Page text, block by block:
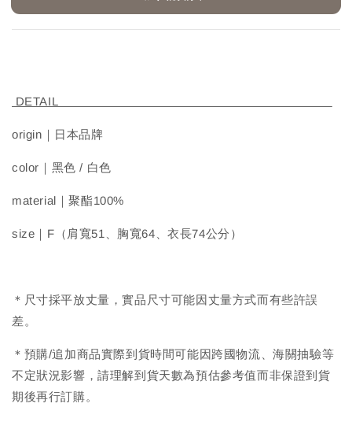
DETAIL
origin｜日本品牌
color｜黑色 / 白色
material｜聚酯100%
size｜F（肩寬51、胸寬64、衣長74公分）
＊尺寸採平放丈量，實品尺寸可能因丈量方式而有些許誤
差。
＊預購/追加商品實際到貨時間可能因跨國物流、海關抽驗等
不定狀況影響，請理解到貨天數為預估參考值而非保證到貨
期後再行訂購。